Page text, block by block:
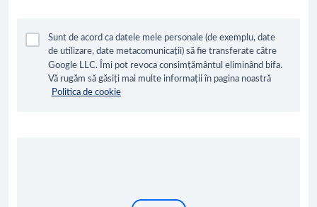
Sunt de acord ca datele mele personale (de exemplu, date
de utilizare, date metacomunicații) să fie transferate către
Google LLC. Îmi pot revoca consimțământul eliminând bifa.
Vă rugăm să găsiți mai multe informații în pagina noastră
Politica de cookie